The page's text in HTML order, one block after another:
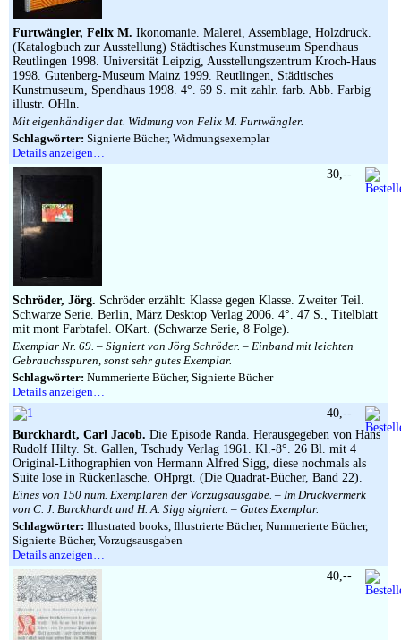
Furtwängler, Felix M. Ikonomanie. Malerei, Assemblage, Holzdruck.
(Katalogbuch zur Ausstellung) Städtisches Kunstmuseum Spendhaus
Reutlingen 1998. Universität Leipzig, Ausstellungszentrum Kroch-Haus
1998. Gutenberg-Museum Mainz 1999. Reutlingen, Städtisches
Kunstmuseum, Spendhaus 1998. 4°. 69 S. mit zahlr. farb. Abb. Farbig
illustr. OHln.
Mit eigenhändiger dat. Widmung von Felix M. Furtwängler.
Schlagwörter: Signierte Bücher, Widmungsexemplar
Details anzeigen…
Schröder, Jörg. Schröder erzählt: Klasse gegen Klasse. Zweiter Teil.
Schwarze Serie. Berlin, März Desktop Verlag 2006. 4°. 47 S., Titelblatt
mit mont Farbtafel. OKart. (Schwarze Serie, 8 Folge).
Exemplar Nr. 69. – Signiert von Jörg Schröder. – Einband mit leichten
Gebrauchsspuren, sonst sehr gutes Exemplar.
Schlagwörter: Nummerierte Bücher, Signierte Bücher
Details anzeigen…
30,--
Burckhardt, Carl Jacob. Die Episode Randa. Herausgegeben von Hans
Rudolf Hilty. St. Gallen, Tschudy Verlag 1961. Kl.-8°. 26 Bl. mit 4
Original-Lithographien von Hermann Alfred Sigg, diese nochmals als
Suite lose in Rückenlasche. OHprgt. (Die Quadrat-Bücher, Band 22).
Eines von 150 num. Exemplaren der Vorzugsausgabe. – Im Druckvermerk
von C. J. Burckhardt und H. A. Sigg signiert. – Gutes Exemplar.
Schlagwörter: Illustrated books, Illustrierte Bücher, Nummerierte Bücher,
Signierte Bücher, Vorzugsausgaben
Details anzeigen…
40,--
40,--